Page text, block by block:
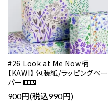
#26 Look at Me Now柄
【KAWI】 包装紙/ラッピングペー
パー
900円(税込990円)